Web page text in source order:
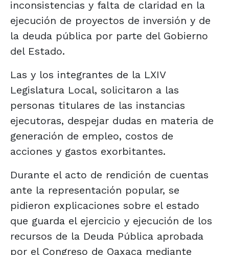
inconsistencias y falta de claridad en la
ejecución de proyectos de inversión y de
la deuda pública por parte del Gobierno
del Estado.
Las y los integrantes de la LXIV
Legislatura Local, solicitaron a las
personas titulares de las instancias
ejecutoras, despejar dudas en materia de
generación de empleo, costos de
acciones y gastos exorbitantes.
Durante el acto de rendición de cuentas
ante la representación popular, se
pidieron explicaciones sobre el estado
que guarda el ejercicio y ejecución de los
recursos de la Deuda Pública aprobada
por el Congreso de Oaxaca mediante